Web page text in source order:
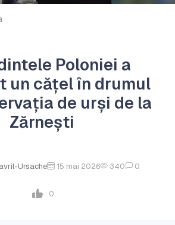
Poloniei a
un cățel în drumul
de urşi de la
Zărneşti
Ursache 15 mai 2026 340 0
0